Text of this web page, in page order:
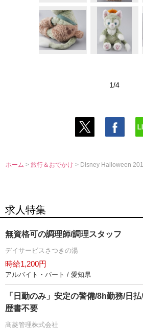
1/4
ホーム >旅行＆おでかけ> Disney Halloween
求人特集
無資格可の調理師/調理スタッフ
デイサービスさつきの湯
時給1,200円
アルバイト・パート / 愛知県
「日勤のみ」安定の警備/8h勤務/日
歴書不要
髙菱管理株式会社